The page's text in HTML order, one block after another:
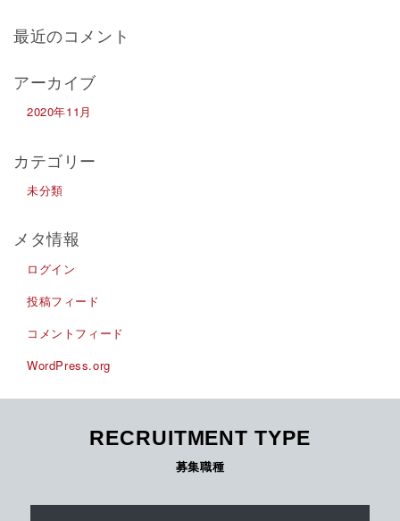
最近のコメント
アーカイブ
2020年11月
カテゴリー
未分類
メタ情報
ログイン
投稿フィード
コメントフィード
WordPress.org
RECRUITMENT TYPE
募集職種